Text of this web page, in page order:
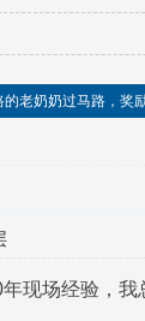
老奶奶过马路，奖
现场经验，